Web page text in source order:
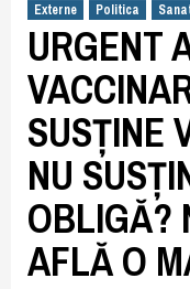
Externe Politica
URGENT
SUSȚINE
NU
OBLIGĂ?
AFLĂ O